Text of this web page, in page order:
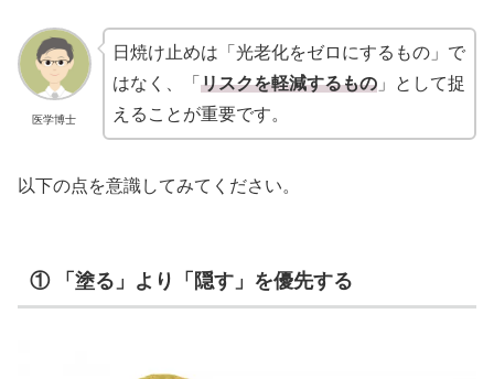
医学博士
日焼け止めは「光老化をゼロにするもの」で
はなく、「 リスクを軽減するもの」として捉
えることが重要です。
以下の点を意識してみてください。
① 「塗る」より「隠す」を優先する